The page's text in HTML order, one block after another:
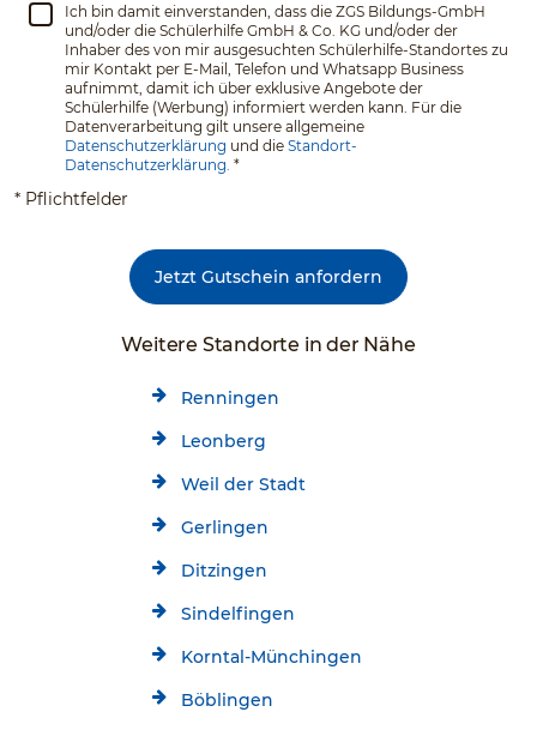
Ich bin damit einverstanden, dass die ZGS Bildungs-GmbH
und/oder die Schülerhilfe GmbH & Co. KG und/oder der
Inhaber des von mir ausgesuchten Schülerhilfe-Standortes zu
mir Kontakt per E-Mail, Telefon und Whatsapp Business
aufnimmt, damit ich über exklusive Angebote der
Schülerhilfe (Werbung) informiert werden kann. Für die
Datenverarbeitung gilt unsere allgemeine
Datenschutzerklärung und die Standort-
Datenschutzerklärung. *
* Pflichtfelder
Jetzt Gutschein anfordern
Weitere Standorte in der Nähe
Renningen
Leonberg
Weil der Stadt
Gerlingen
Ditzingen
Sindelfingen
Korntal-Münchingen
Böblingen